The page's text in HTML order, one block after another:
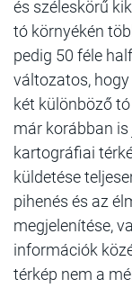
és széleskörű
tó környékén
pedig 50 féle
változatos,
két különböző
már korábban
kartográfiai
küldetése
pihenés és az
megjelenítése,
információk
térkép nem a